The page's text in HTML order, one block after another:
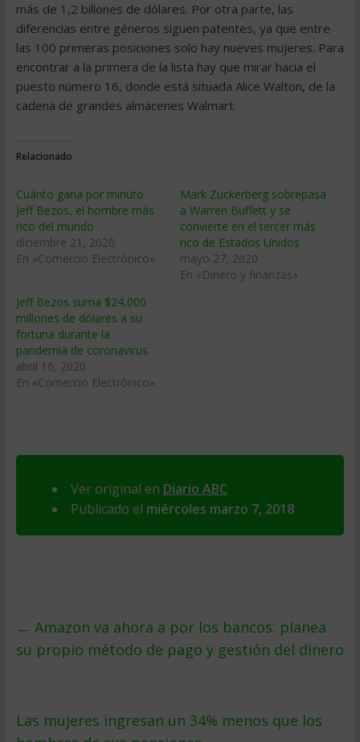
más de 1,2 billones de dólares. Por otra parte, las
diferencias entre géneros siguen patentes, ya que entre
las 100 primeras posiciones solo hay nueves mujeres. Para
encontrar a la primera de la lista hay que mirar hacia el
puesto número 16, donde está situada Alice Walton, de la
cadena de grandes almacenes Walmart.
Relacionado
Cuánto gana por minuto
Jeff Bezos, el hombre más
rico del mundo
diciembre 21, 2020
En «Comercio Electrónico»
Mark Zuckerberg sobrepasa
a Warren Buffett y se
convierte en el tercer más
rico de Estados Unidos
mayo 27, 2020
En «Dinero y finanzas»
Jeff Bezos suma $24,000
millones de dólares a su
fortuna durante la
pandemia de coronavirus
abril 16, 2020
En «Comercio Electrónico»
Ver original en Diario ABC
Publicado el miércoles marzo 7, 2018
← Amazon va ahora a por los bancos: planea
su propio método de pago y gestión del dinero
Las mujeres ingresan un 34% menos que los